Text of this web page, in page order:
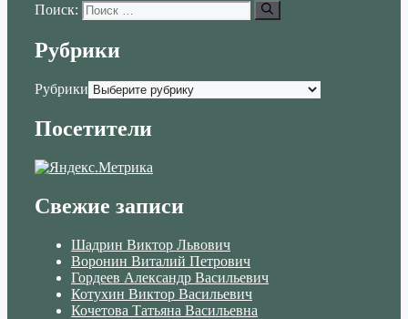
Поиск:
Рубрики
Рубрики
Посетители
Свежие записи
Шадрин Виктор Львович
Воронин Виталий Петрович
Гордеев Александр Васильевич
Котухин Виктор Васильевич
Кочетова Татьяна Васильевна